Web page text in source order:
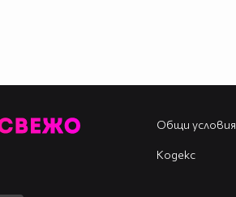
Общи условия
Кодекс